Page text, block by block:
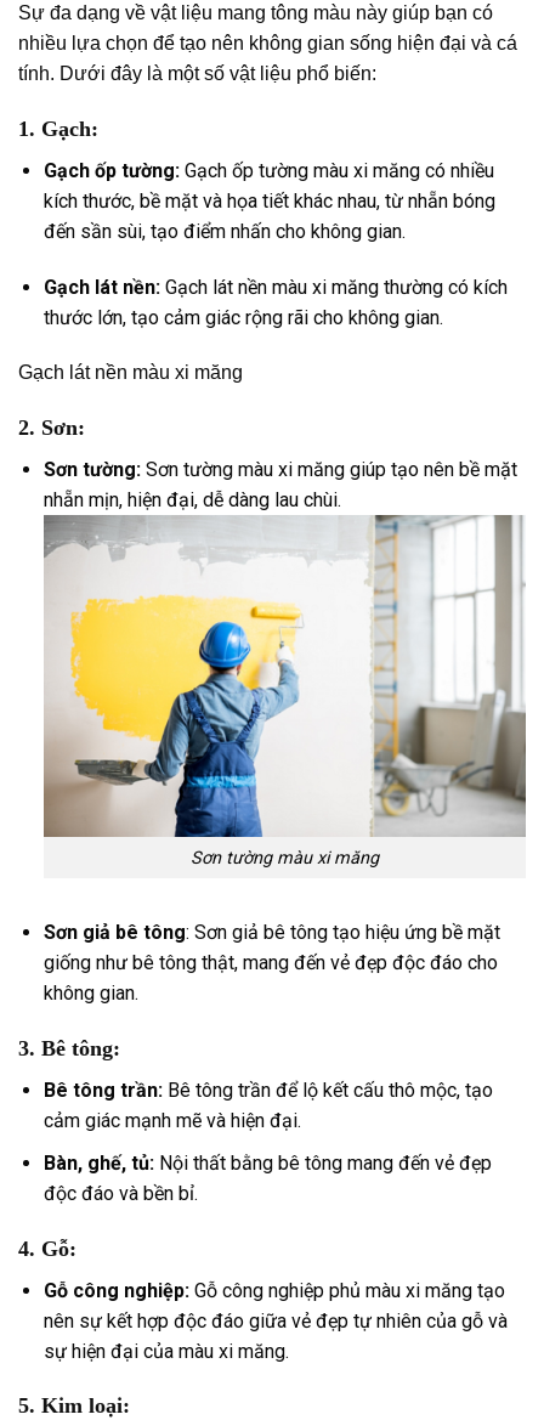
Sự đa dạng về vật liệu mang tông màu này giúp bạn có
nhiều lựa chọn để tạo nên không gian sống hiện đại và cá
tính. Dưới đây là một số vật liệu phổ biến:
1. Gạch:
Gạch ốp tường:Gạch ốp tường màu xi măng có nhiều
kích thước, bề mặt và họa tiết khác nhau, từ nhẵn bóng
đến sần sùi, tạo điểm nhấn cho không gian.
Gạch lát nền:Gạch lát nền màu xi măng thường có kích
thước lớn, tạo cảm giác rộng rãi cho không gian.
Gạch lát nền màu xi măng
2. Sơn:
Sơn tường:Sơn tường màu xi măng giúp tạo nên bề mặt
nhẵn mịn, hiện đại, dễ dàng lau chùi.
Sơn tường màu xi măng
Sơn giả bê tông: Sơn giả bê tông tạo hiệu ứng bề mặt
giống như bê tông thật, mang đến vẻ đẹp độc đáo cho
không gian.
3. Bê tông:
Bê tông trần:Bê tông trần để lộ kết cấu thô mộc, tạo
cảm giác mạnh mẽ và hiện đại.
Bàn, ghế, tủ:Nội thất bằng bê tông mang đến vẻ đẹp
độc đáo và bền bỉ.
4. Gỗ:
Gỗ công nghiệp:Gỗ công nghiệp phủ màu xi măng tạo
nên sự kết hợp độc đáo giữa vẻ đẹp tự nhiên của gỗ và
sự hiện đại của màu xi măng.
5. Kim loại: